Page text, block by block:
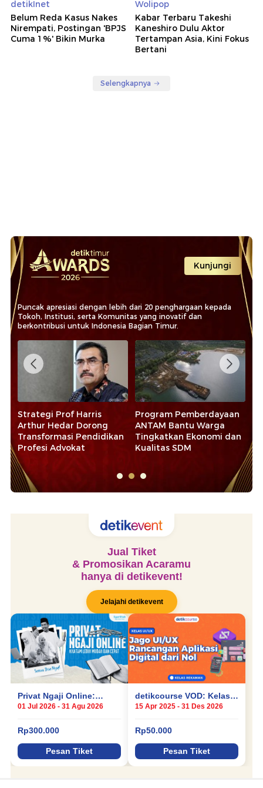
detikInet
Belum Reda Kasus Nakes
Nirempati, Postingan 'BPJS
Cuma 1%' Bikin Murka
Wolipop
Kabar Terbaru Takeshi
Kaneshiro Dulu Aktor
Tertampan Asia, Kini Fokus
Bertani
Selengkapnya
Kunjungi
Puncak apresiasi dengan lebih dari 20 penghargaan kepada
Tokoh, Institusi, serta Komunitas yang inovatif dan
berkontribusi untuk Indonesia Bagian Timur.
Peran AIA di Balik
Percepatan Infrastruktur
dan Ketahanan Air
Komitmen Waka Komisi II
DPR Bahtra Banong
Kawal Konflik Agraria
dan Gaji PPPK